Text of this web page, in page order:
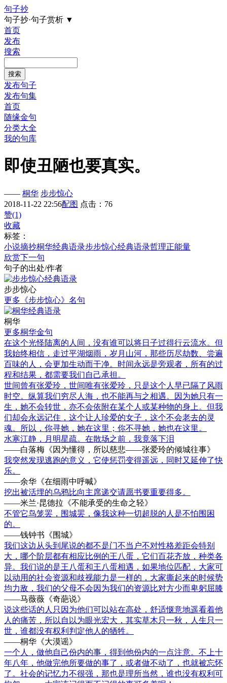
句子抄
句子抄·句子赏析 ▼
首页
发布
搜索
发布句子
发布句集
首页
随缘金句
分类大全
我的句库
即使丑陋也要真实。
—— 桐华 步步惊心
2018-11-22 22:56配图 点击：76
赞(1)
收藏
标签：
小说摘抄桐华经典语录步步惊心经典语录哲理正能量
欣赏下一句
句子的出处/作者
步步惊心
更多《步步惊心》名句
桐华
更多桐华金句
在这个光怪陆离的人间，没有谁可以将日子过得行云流水。但
我始终相信，走过平湖烟雨，岁月山河，那些历尽劫数、尝遍
百味的人，会更加生动而干净。时间永远是旁观者，所有的过
程和结果，都需要我们自己承担。
世间曾有张爱玲，世间唯有张爱玲，只是这个人早已隔了风雨
时空。纵算我们穷尽人海，也不能再与之相遇。因为她只有一
生，她不会转世，亦不会依附在某个人或某种物的身上。但我
们却会永远记住，这个让人珍爱的女子，这个不会老去的灵
魂。所以，你寻她，她在这里；你不寻她，她也在这里。
水寒江静，月明星疏。在散场之前，我竟落下泪
——白落梅《因为懂得，所以慈悲——张爱玲的倾城往事》
我突然发现逃跑的意义，它使惩罚变得遥远，同时又延伸了快
乐。
——余华《在细雨中呼喊》
挖出被活埋的乌鸦比向主席递交请愿书要重要得多。
——米兰·昆德拉《不能承受的生命之轻》
不管它鸟笼罢，围城罢，像我这种一切超脱的人是不怕围困
的。
——钱钟书《围城》
我们这边从头到尾说的都不是门不当户不对性格差距会特别
大，哪个阶层都有相应比例的王八蛋，它们百花齐放，种类各
异。我们说的是王八蛋和王八蛋相遇，如果地位匹配，大家可
以动用的社会资源和歧视能力是一样的，大家撕起来的时候势
均力敌，我们的父母不会因为我们的资源比对方少而卑躬屈膝
——马薇薇《奇葩说》
说这些话的人只因为他们可以站在高处，舒适惬意地遥看着他
人的痛苦，所以自以为眼光宏大，其实草木只一秋，人生只一
世，谁都没有权利判定他人的牺牲。
——桐华《大漠谣》
一个人，做他自己份内的事，得到他份内的一点注意。不上十
年八年，他做完他所要做的事了，或者做不动了，也就被忘怀
了。社会的记忆力不很强，那也是理所当然，谁也没有权利可